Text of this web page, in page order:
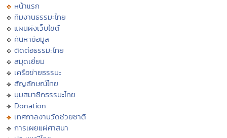
หน้าแรก
ทีมงานธรรมะไทย
แผนผังเว็บไซต์
ค้นหาข้อมูล
ติดต่อธรรมะไทย
สมุดเยี่ยม
เครือข่ายธรรมะ
สัญลักษณ์ไทย
มุมสมาชิกธรรมะไทย
Donation
เทศกาลงานวัดช่วยชาติ
การเผยแผ่ศาสนา